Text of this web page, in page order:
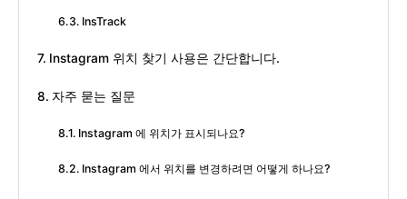
InsTrack
Instagram 위치 찾기 사용은 간단합니다.
자주 묻는 질문
Instagram 에 위치가 표시되나요?
Instagram 에서 위치를 변경하려면 어떻게 하나요?